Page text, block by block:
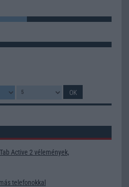
Active 2 vélemények,
telefonokkal